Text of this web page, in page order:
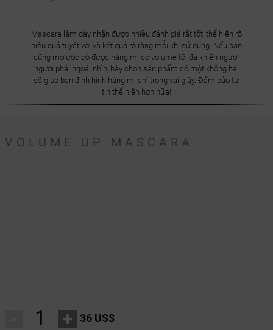
Mascara làm dày nhận được nhiều đánh giá rất tốt, thể hiện rõ
hiệu quả tuyệt vời và kết quả rõ ràng mỗi khi sử dụng. Nếu bạn
cũng mơ ước có được hàng mi có volume tối đa khiến người
người phải ngoái nhìn, hãy chọn sản phẩm có một không hai
sẽ giúp bạn định hình hàng mi chỉ trong vài giây. Đảm bảo tự
tin thể hiện hơn nữa!
VOLUME UP MASCARA
+ 36 US$